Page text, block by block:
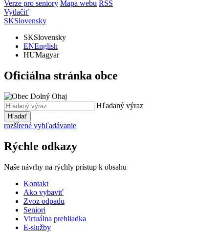
Verze pro seniory Mapa webu RSS
Vytlačiť
SKSlovensky
SKSlovensky
ENEnglish
HUMagyar
Oficiálna stránka obce
Hľadaný výraz
Hľadať
rozšírené vyhľadávanie
Rýchle odkazy
Naše návrhy na rýchly prístup k obsahu
Kontakt
Ako vybaviť
Zvoz odpadu
Seniori
Virtuálna prehliadka
E-služby